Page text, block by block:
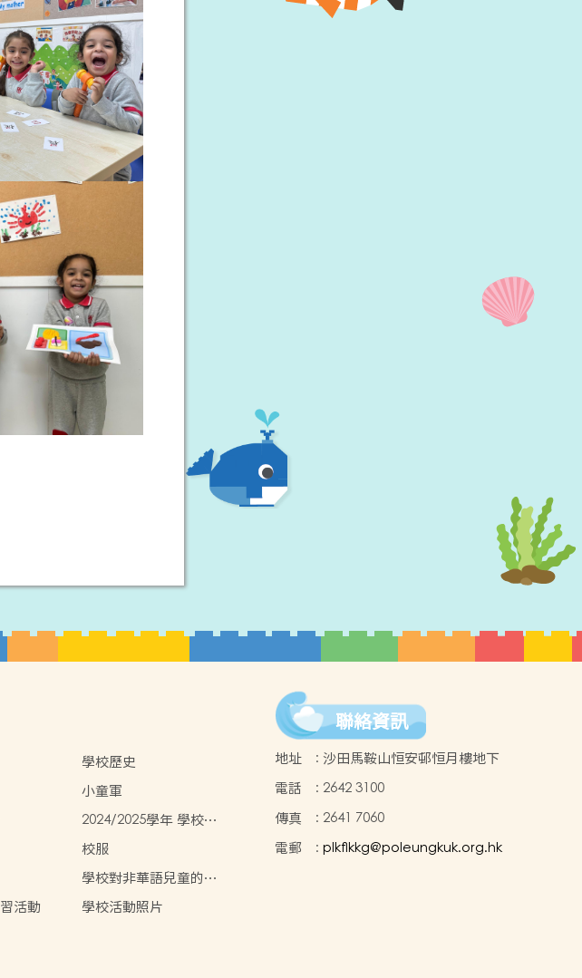
學校歷史
小童軍
2024/2025學年 學校報
告
校服
學校對非華語兒童的支
援措施
活動
學校活動照片
聯絡資訊
地址 : 沙田馬鞍山恒安邨恒月樓地下
電話
: 2642 3100
傳真
: 2641 7060
電郵
: plkflkkg@poleungkuk.org.hk